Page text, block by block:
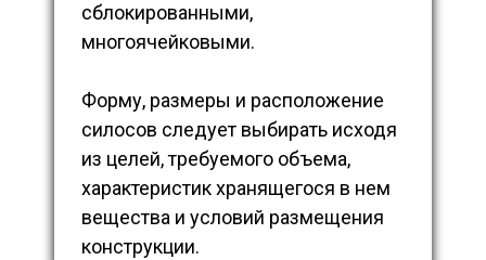
сблокированными,
многоячейковыми.
Форму, размеры и расположение
силосов следует выбирать исходя
из целей, требуемого объема,
характеристик хранящегося в нем
вещества и условий размещения
конструкции.